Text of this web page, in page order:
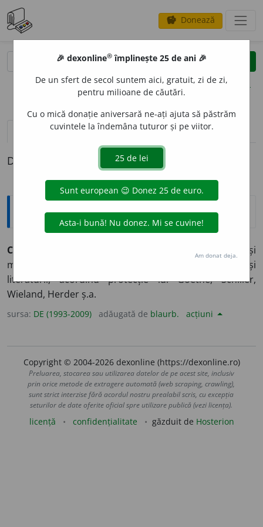
savings Donează
clear
opțiuni
definiții (1)
Definiția cu ID-ul 539385:
Enciclopedice
CAROL AUGUST,
duce de Saxa-Weimar (1758-1815) și
mare duce (1815-1828). A sprijinit dezvoltarea artei și
literaturii, acordînd protecție lui Goethe, Schiller,
Wieland, Herder ș.a.
sursa: DE (1993-2009) adăugată de blaurb. acțiuni
Copyright © 2004-2026 dexonline (https://dexonline.ro)
Preluarea, stocarea sau utilizarea datelor de pe acest site, inclusiv
prin orice metode de extragere automată (web scraping, crawling),
sunt strict interzise fără acordul nostru prealabil scris, cu excepția
seturilor de date oferite oficial spre utilizare publică (vezi licența).
licență confidențialitate găzduit de Hosterion
🎉 dexonline® împlinește 25 de ani 🎉
De un sfert de secol suntem aici, gratuit, zi de zi,
pentru milioane de căutări.
Cu o mică donație aniversară ne-ați ajuta să păstrăm
cuvintele la îndemâna tuturor și pe viitor.
Am donat deja.